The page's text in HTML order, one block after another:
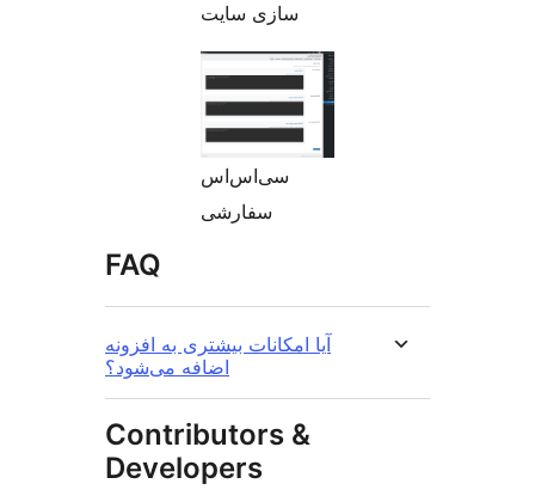
سازی سایت
سی‌اس‌اس
سفارشی
FAQ
آیا امکانات بیشتری به افزونه
اضافه می‌شود؟
Contributors &
Developers